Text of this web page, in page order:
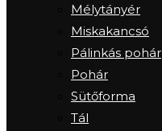
Mélytányér
Miskakancsó
Pálinkás pohár
Pohár
Sütőforma
Tál